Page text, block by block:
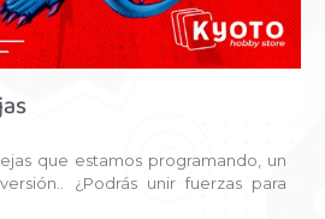
que estamos programando, un
¿Podrás unir fuerzas para